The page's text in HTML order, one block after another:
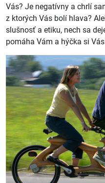
Vás? Je negatívny a chrlí
z ktorých Vás bolí hlava?
slušnosť a etiku, nech sa
pomáha Vám a hýčka si